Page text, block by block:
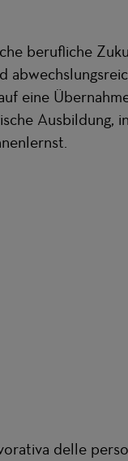
berufliche
eine
Ausbildung,
delle